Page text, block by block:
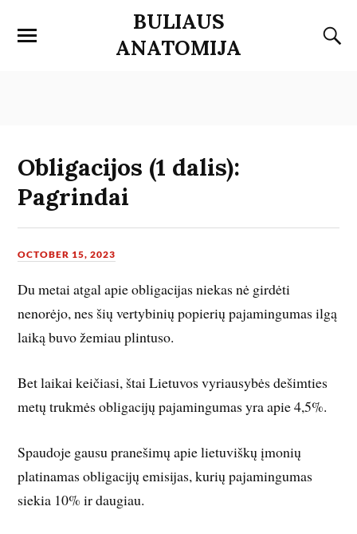
BULIAUS
ANATOMIJA
Obligacijos (1 dalis):
Pagrindai
OCTOBER 15, 2023
Du metai atgal apie obligacijas niekas nė girdėti
nenorėjo, nes šių vertybinių popierių pajamingumas ilgą
laiką buvo žemiau plintuso.
Bet laikai keičiasi, štai Lietuvos vyriausybės dešimties
metų trukmės obligacijų pajamingumas yra apie 4,5%.
Spaudoje gausu pranešimų apie lietuviškų įmonių
platinamas obligacijų emisijas, kurių pajamingumas
siekia 10% ir daugiau.